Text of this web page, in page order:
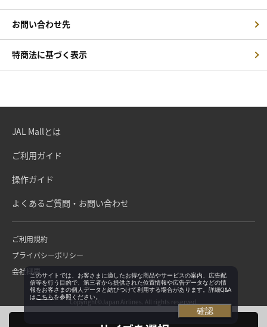
お問い合わせ先
特商法に基づく表示
JAL Mallとは
ご利用ガイド
操作ガイド
よくあるご質問・お問い合わせ
ご利用規約
プライバシーポリシー
会社概要
Copyright©Japan Airlines. All rights reserved.
このサイトでは、お客さまに適したお得な商品やサービスの案内、広告配
信等を行う目的で、第三者から提供された位置情報や広告データなどの情
報をお客さまの個人データと結びつけて利用する場合があります。詳細Q&A
は こちらを参照ください。
確認